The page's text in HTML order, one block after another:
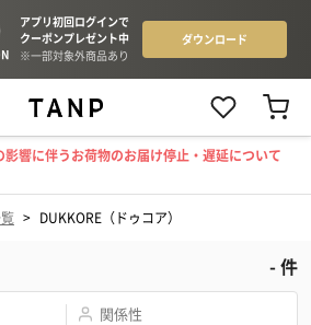
影響に伴うお荷物のお届け停止・遅延について
> DUKKORE（ドゥコア）
-件
関係性